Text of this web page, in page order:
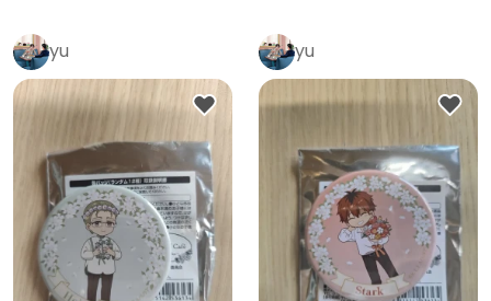
yu yu